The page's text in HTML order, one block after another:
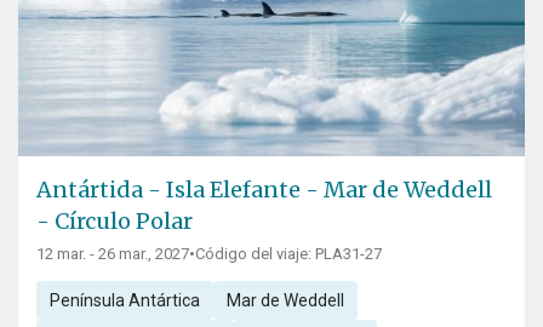
Antártida - Isla Elefante - Mar de Weddell
- Círculo Polar
12 mar. - 26 mar., 2027•Código del viaje: PLA31-27
Península Antártica Mar de Weddell